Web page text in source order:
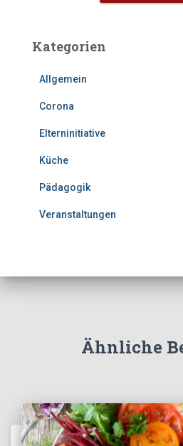
Kategorien
Allgemein
Corona
Elterninitiative
Küche
Pädagogik
Veranstaltungen
Ähnliche